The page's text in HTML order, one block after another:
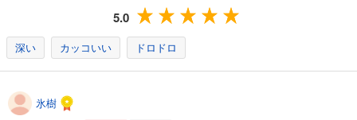
5.0
深い カッコいい ドロドロ
氷樹